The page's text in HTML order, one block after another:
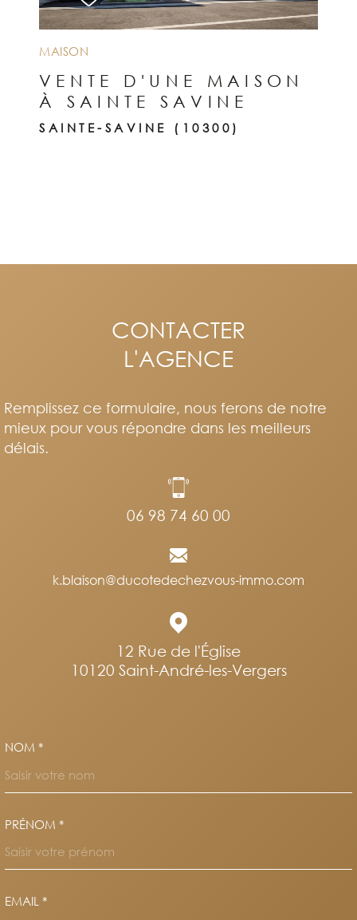
MAISON
VENTE D'UNE MAISON
À SAINTE SAVINE
SAINTE-SAVINE (10300)
CONTACTER
L'AGENCE
Remplissez ce formulaire, nous ferons de notre
mieux pour vous répondre dans les meilleurs
délais.
06 98 74 60 00
k.blaison@ducotedechezvous-immo.com
12 Rue de l'Église
10120
Saint-André-les-Vergers
NOM *
PRÉNOM *
EMAIL *